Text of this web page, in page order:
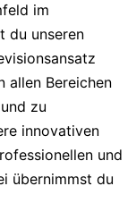
im
du unseren
allen Bereichen
zu
innovativen
und
übernimmst du